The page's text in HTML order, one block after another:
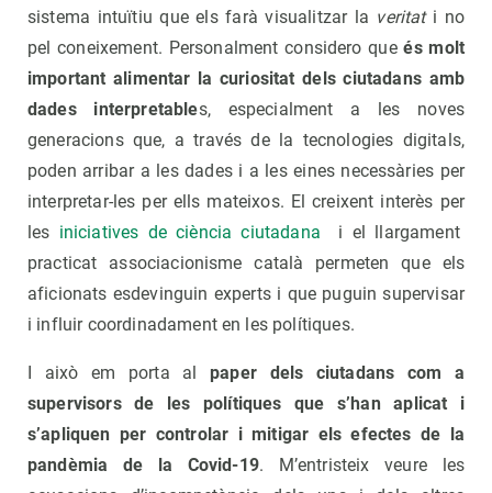
sistema intuïtiu que els farà visualitzar la veritati no
pel coneixement. Personalment considero queés molt
important alimentar la curiositat dels ciutadans amb
dades interpretables, especialment a les noves
generacions que, a través de la tecnologies digitals,
poden arribar a les dades i a les eines necessàries per
interpretar-les per ells mateixos. El creixent interès per
les iniciatives de ciència ciutadana
i el llargament
practicat associacionisme català permeten que els
aficionats esdevinguin experts i que puguin supervisar
i influir coordinadament en les polítiques.
I això em porta alpaper dels ciutadans com a
supervisors de les polítiques que s’han aplicat i
s’apliquen per controlar i mitigar els efectes de la
pandèmia de la Covid-19. M’entristeix veure les